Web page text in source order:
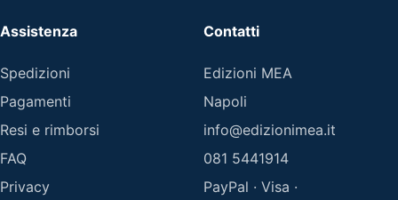
Assistenza
Spedizioni
Pagamenti
Resi e rimborsi
FAQ
Privacy
Contatti
Edizioni MEA
Napoli
info@edizionimea.it
081 5441914
PayPal · Visa ·